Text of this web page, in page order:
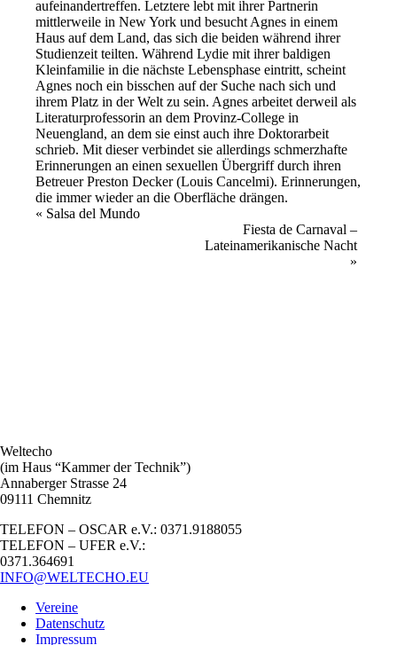
aufeinandertreffen. Letztere lebt mit ihrer Partnerin
mittlerweile in New York und besucht Agnes in einem
Haus auf dem Land, das sich die beiden während ihrer
Studienzeit teilten. Während Lydie mit ihrer baldigen
Kleinfamilie in die nächste Lebensphase eintritt, scheint
Agnes noch ein bisschen auf der Suche nach sich und
ihrem Platz in der Welt zu sein. Agnes arbeitet derweil als
Literaturprofessorin an dem Provinz-College in
Neuengland, an dem sie einst auch ihre Doktorarbeit
schrieb. Mit dieser verbindet sie allerdings schmerzhafte
Erinnerungen an einen sexuellen Übergriff durch ihren
Betreuer Preston Decker (Louis Cancelmi). Erinnerungen,
die immer wieder an die Oberfläche drängen.
Veranstaltung
« Salsa del Mundo
Fiesta de Carnaval –
Lateinamerikanische Nacht
»
Weltecho
(im Haus “Kammer der Technik”)
Annaberger Strasse 24
09111 Chemnitz
TELEFON – OSCAR e.V.: 0371.9188055
TELEFON – UFER e.V.:
0371.364691
INFO@WELTECHO.EU
Vereine
Datenschutz
Impressum